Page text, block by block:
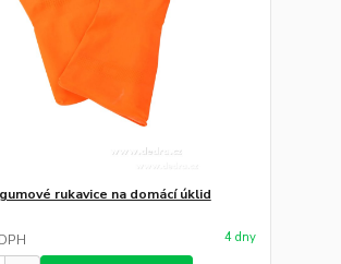
rukavice na domácí úklid
4 dny